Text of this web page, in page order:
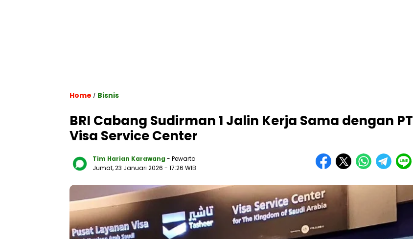
Home / Bisnis
BRI Cabang Sudirman 1 Jalin Kerja Sama dengan PT
Visa Service Center
Tim Harian Karawang - Pewarta
Jumat, 23 Januari 2026 - 17:26 WIB